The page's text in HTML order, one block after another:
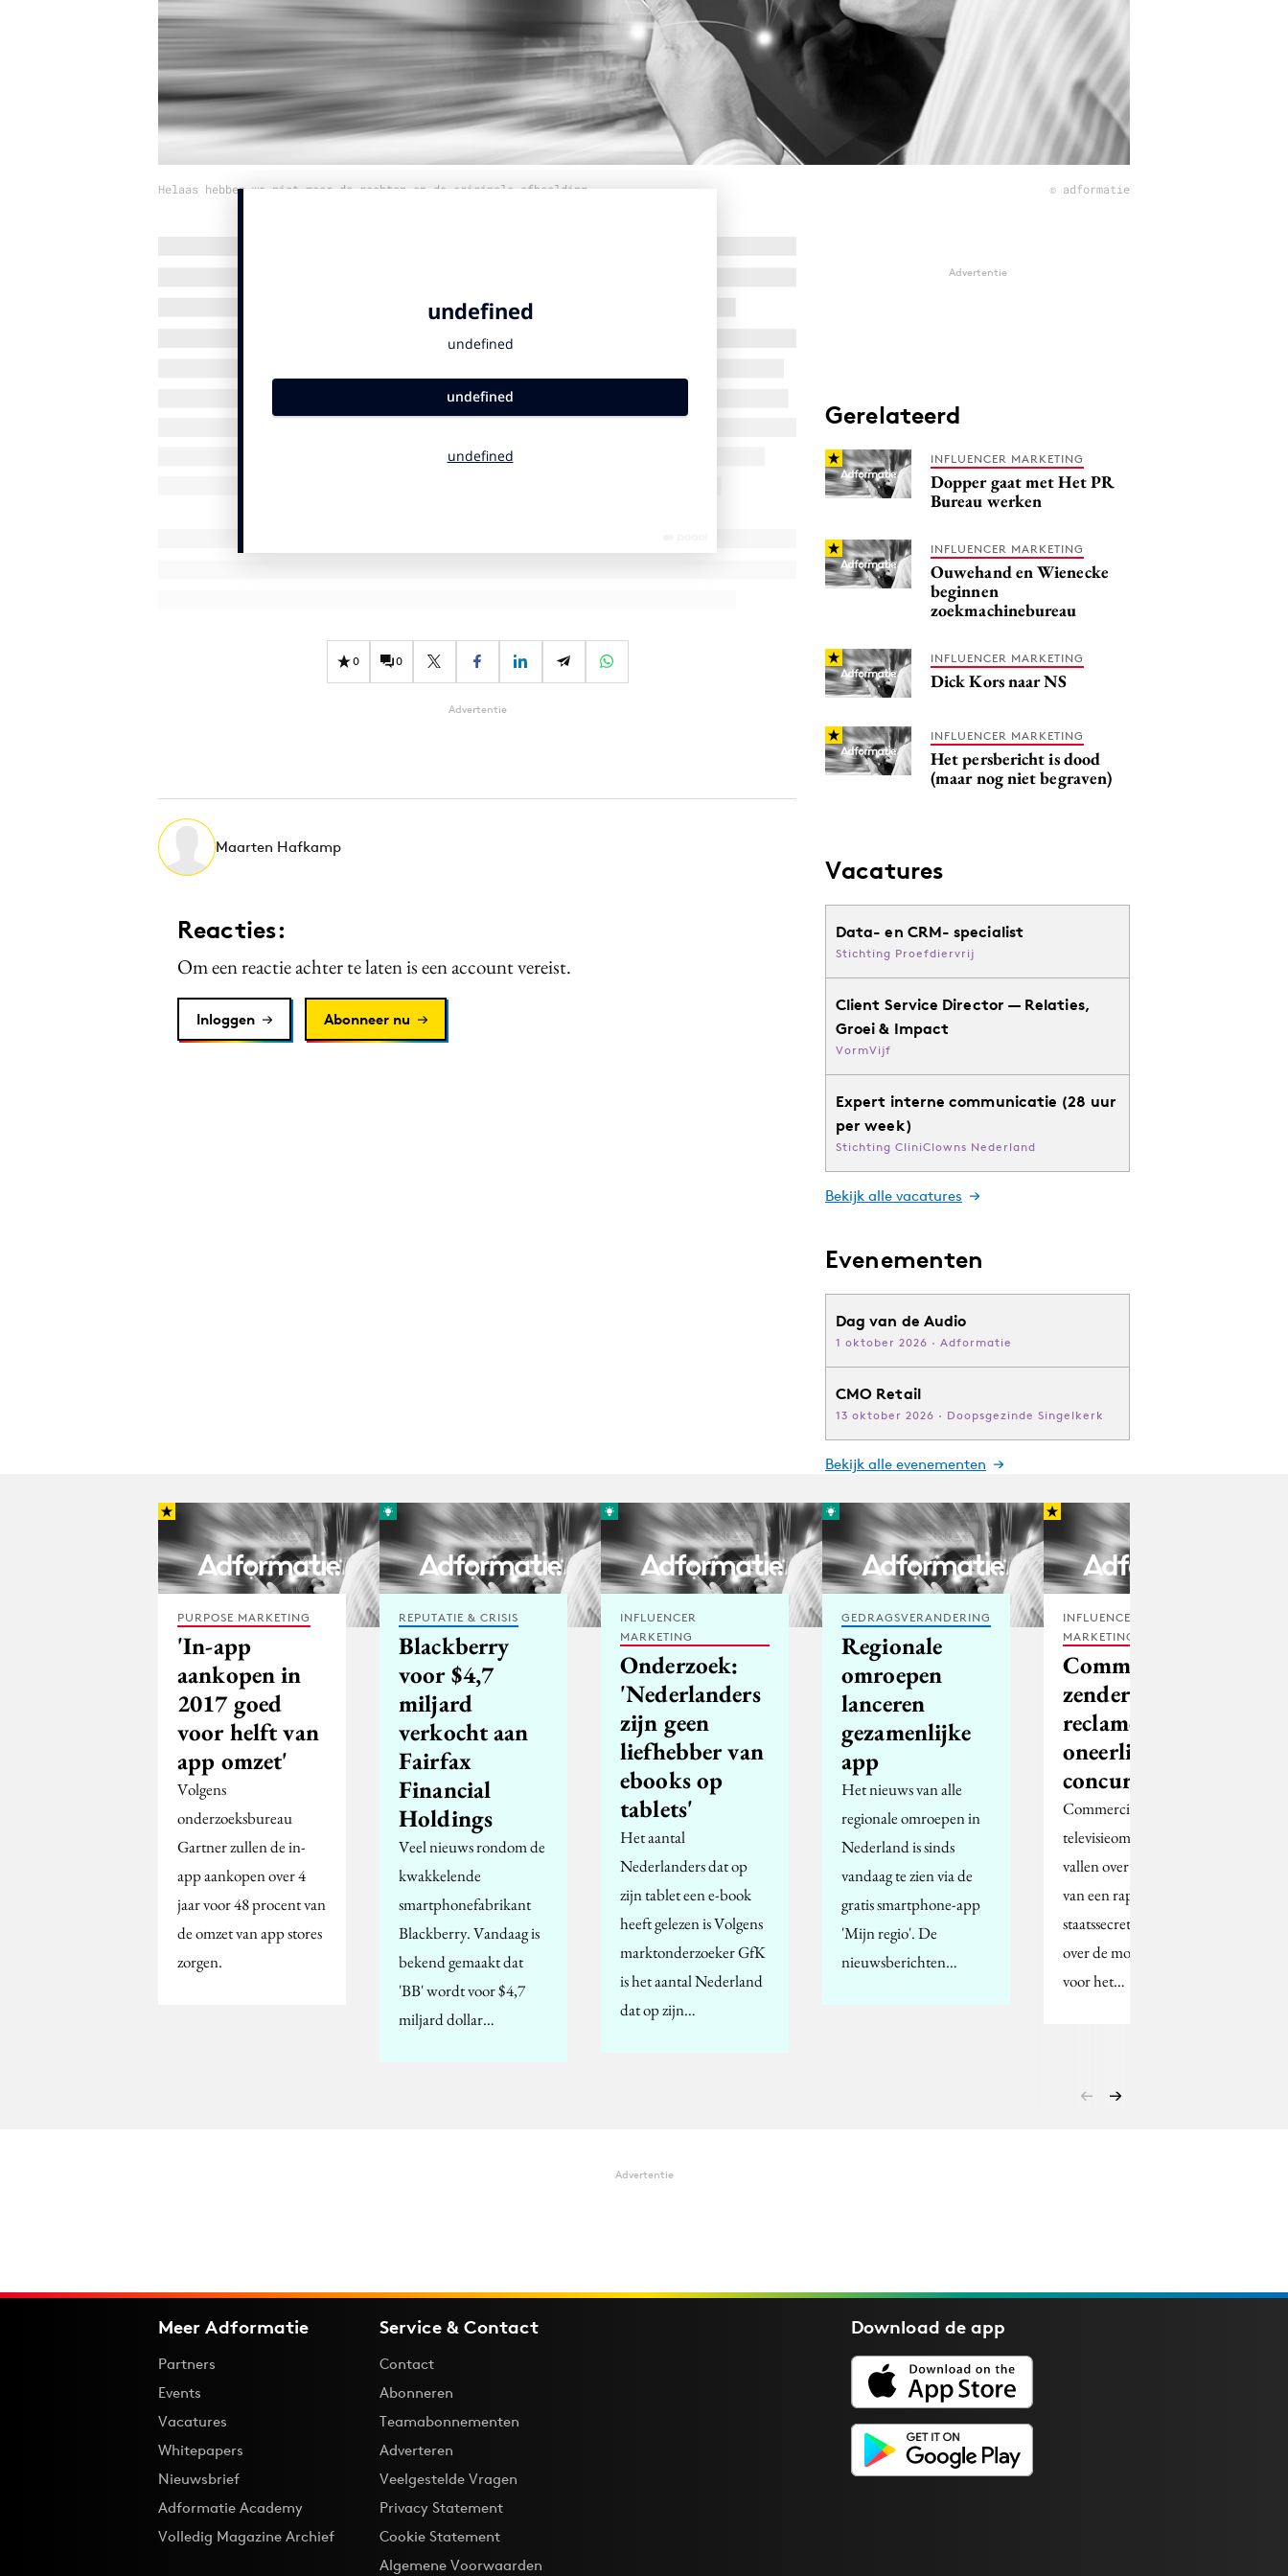
Helaas hebben we niet meer de rechten op de originele afbeelding © adformatie
0 0
Advertentie
Maarten Hafkamp
Reacties:
Om een reactie achter te laten is een account vereist.
Inloggen Abonneer nu
Advertentie
Gerelateerd
INFLUENCER MARKETING
Dopper gaat met Het PR
Bureau werken
INFLUENCER MARKETING
Ouwehand en Wienecke
beginnen
zoekmachinebureau
INFLUENCER MARKETING
Dick Kors naar NS
INFLUENCER MARKETING
Het persbericht is dood
(maar nog niet begraven)
Vacatures
Data- en CRM- specialist
Stichting Proefdiervrij
Client Service Director — Relaties,
Groei & Impact
VormVijf
Expert interne communicatie (28 uur
per week)
Stichting CliniClowns Nederland
Bekijk alle vacatures
Evenementen
Dag van de Audio
1 oktober 2026 · Adformatie
CMO Retail
13 oktober 2026 · Doopsgezinde Singelkerk
Bekijk alle evenementen
PURPOSE MARKETING
'In-app
aankopen in
2017 goed
voor helft van
app omzet'
Volgens
onderzoeksbureau
Gartner zullen de in-
app aankopen over 4
jaar voor 48 procent van
de omzet van app stores
zorgen.
REPUTATIE & CRISIS
Blackberry
voor $4,7
miljard
verkocht aan
Fairfax
Financial
Holdings
Veel nieuws rondom de
kwakkelende
smartphonefabrikant
Blackberry. Vandaag is
bekend gemaakt dat
'BB' wordt voor $4,7
miljard dollar…
INFLUENCER
MARKETING
Onderzoek:
'Nederlanders
zijn geen
liefhebber van
ebooks op
tablets'
Het aantal
Nederlanders dat op
zijn tablet een e-book
heeft gelezen is Volgens
marktonderzoeker GfK
is het aantal Nederland
dat op zijn…
GEDRAGSVERANDERING
Regionale
omroepen
lanceren
gezamenlijke
app
Het nieuws van alle
regionale omroepen in
Nederland is sinds
vandaag te zien via de
gratis smartphone-app
'Mijn regio'. De
nieuwsberichten…
INFLUENCER
MARKETING
Commerciële
zenders: meer
reclame NPO
oneerlijke
concurrentie
Commerciële radio- en
televisieomroepen
vallen over de inhoud
van een rapport van
staatssecretaris Dekker
over de mogelijkheden
voor het…
Advertentie
Meer Adformatie
Partners
Events
Vacatures
Whitepapers
Nieuwsbrief
Adformatie Academy
Volledig Magazine Archief
Service & Contact
Contact
Abonneren
Teamabonnementen
Adverteren
Veelgestelde Vragen
Privacy Statement
Cookie Statement
Algemene Voorwaarden
Download deapp